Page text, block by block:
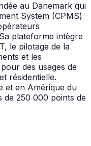
au Danemark qui
System (CPMS)
plateforme intègre
le pilotage de la
et les
des usages de
résidentielle.
et en Amérique du
250 000 points de